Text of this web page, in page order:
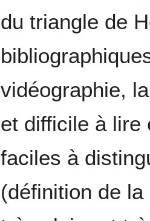
du triangle de
vidéographie,
et difficile à lire
faciles à
(définition de